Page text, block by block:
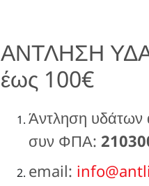
ΑΝΤΛΗΣΗ
έως 100€
Άντληση υδάτων
συν ΦΠΑ:
email: